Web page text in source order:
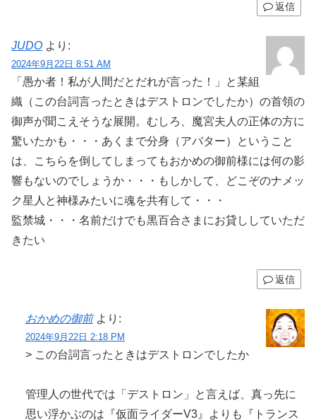
返信
JUDO より:
2024年9月22日 8:51 AM
「愚か者！私が人間だとだれが言った！」と某組
織（この台詞言ったときはデストロンでしたか）の首領の
御声が聞こえそうな展開。むしろ、魔宮夫人の正体の方に
驚いたかも・・・あくまで分身（アバター）ということ
は、こちらを倒してしまってもおかめの御前様には何の影
響もないのでしょうか・・・もしかして、どこぞのナメッ
ク星人と神様みたいに魂を共有して・・・
監禁城・・・名前だけでも黒百合さまにお貸ししていただ
きたい
返信
おかめの御前 より:
2024年9月22日 2:18 PM
> この台詞言ったときはデストロンでしたか
管理人の世代では「デストロン」と言えば、真っ先に
思い浮かぶのは『仮面ライダーV3』よりも『トランス